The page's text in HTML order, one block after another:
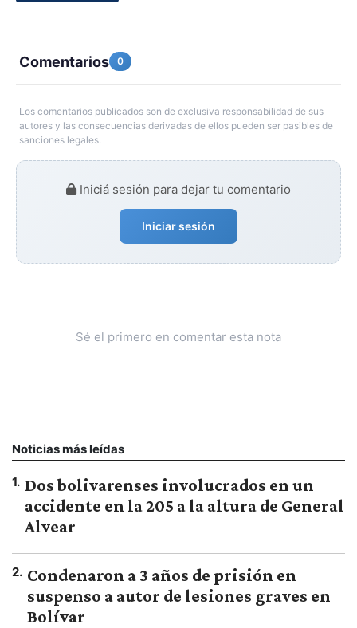
Comentarios 0
Los comentarios publicados son de exclusiva responsabilidad de sus
autores y las consecuencias derivadas de ellos pueden ser pasibles de
sanciones legales.
Iniciá sesión para dejar tu comentario
Iniciar sesión
Sé el primero en comentar esta nota
Noticias más leídas
1. Dos bolivarenses involucrados en un
accidente en la 205 a la altura de General
Alvear
2. Condenaron a 3 años de prisión en
suspenso a autor de lesiones graves en
Bolívar